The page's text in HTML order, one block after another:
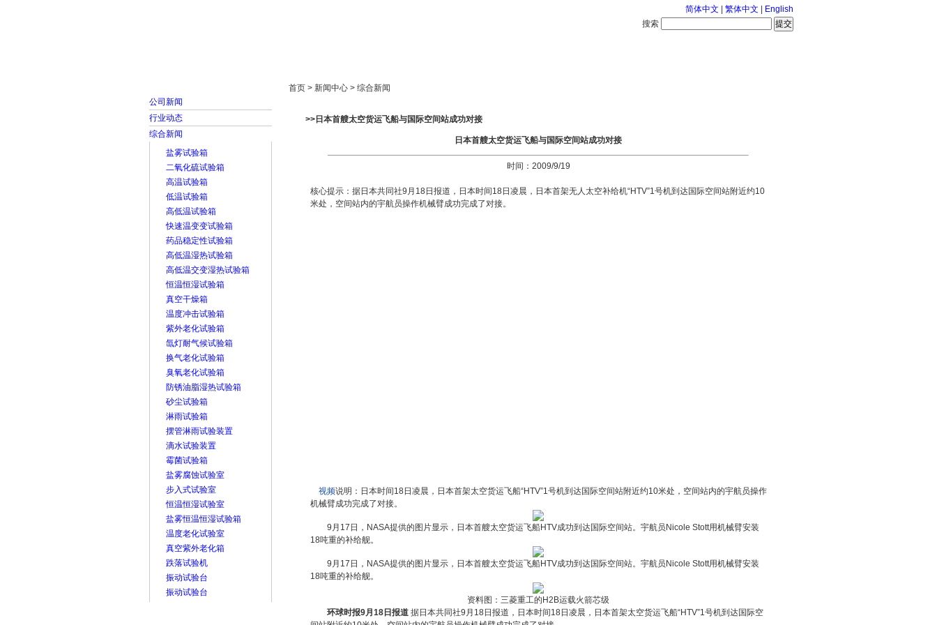
简体中文 繁体中文
English
搜索
公司新闻
行业动态
综合新闻
盐雾试验箱
二氧化硫试验箱
高温试验箱
低温试验箱
高低温试验箱
快速温变变试验箱
药品稳定性试验箱
高低温湿热试验箱
高低温交变湿热试验箱
恒温恒湿试验箱
真空干燥箱
温度冲击试验箱
紫外老化试验箱
氙灯耐气候试验箱
换气老化试验箱
臭氧老化试验箱
防锈油脂湿热试验箱
砂尘试验箱
淋雨试验箱
摆管淋雨试验装置
滴水试验装置
霉菌试验箱
盐雾腐蚀试验室
步入式试验室
恒温恒湿试验室
盐雾恒温恒湿试验箱
温度老化试验室
真空紫外老化箱
跌落试验机
振动试验台
振动试验台
首页 > 新闻中心 > 综合新闻
>>日本首艘太空货运飞船与国际空间站成功对接
日本首艘太空货运飞船与国际空间站成功对接
时间：2009/9/19
核心提示：据日本共同社9月18日报道，日本时间18日凌晨，日本首架无人太空补给机“HTV”1号机到达国际空间站附近约10
米处，空间站内的宇航员操作机械臂成功完成了对接。
视频说明：日本时间18日凌晨，日本首架太空货运飞船“HTV”1号机到达国际空间站附近约10米处，空间站内的宇航员操作
机械臂成功完成了对接。
9月17日，NASA提供的图片显示，日本首艘太空货运飞船HTV成功到达国际空间站。宇航员Nicole Stott用机械臂安装
18吨重的补给舰。
9月17日，NASA提供的图片显示，日本首艘太空货运飞船HTV成功到达国际空间站。宇航员Nicole Stott用机械臂安装
18吨重的补给舰。
资料图：三菱重工的H2B运载火箭芯级
环球时报9月18日报道 据日本共同社9月18日报道，日本时间18日凌晨，日本首架太空货运飞船“HTV”1号机到达国际空